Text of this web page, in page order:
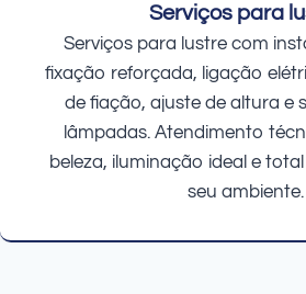
Serviços para
Serviços para lustre com
fixação reforçada, ligação
de fiação, ajuste de altura e
lâmpadas. Atendimento
beleza, iluminação ideal e
seu ambiente.